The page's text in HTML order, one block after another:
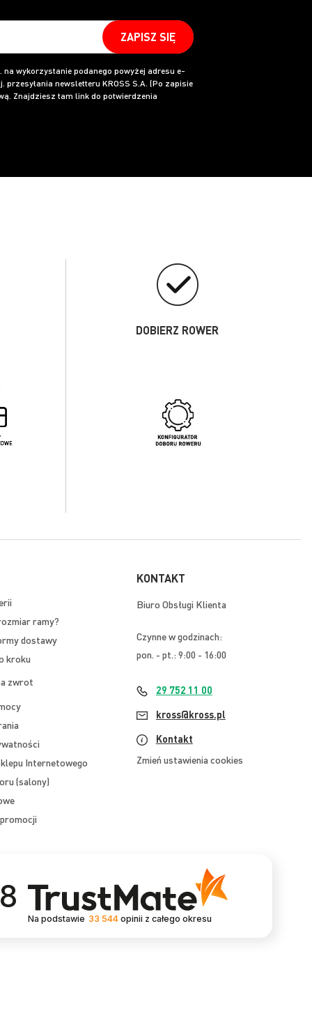
ZAPISZ SIĘ
na wykorzystanie podanego powyżej adresu e-
newsletteru KROSS S.A. (Po zapisie
Znajdziesz tam link do potwierdzenia
DOBIERZ ROWER
ramy?
dostawy
kroku
zwrot
Internetowego
(salony)
KONTAKT
Biuro Obsługi Klienta
Czynne w godzinach:
pon. - pt.: 9:00 - 16:00
29 752 11 00
kross@kross.pl
Kontakt
Zmień ustawienia cookies
Na podstawie 33 544 opinii z całego okresu